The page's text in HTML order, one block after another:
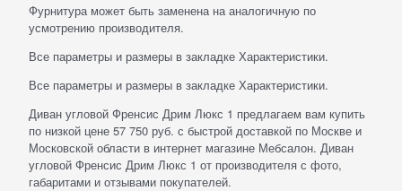
Фурнитура может быть заменена на аналогичную по
усмотрению производителя.
Все параметры и размеры в закладке Характеристики.
Все параметры и размеры в закладке Характеристики.
Диван угловой Френсис Дрим Люкс 1 предлагаем вам купить
по низкой цене 57 750 руб. с быстрой доставкой по Москве и
Московской области в интернет магазине Мебсалон. Диван
угловой Френсис Дрим Люкс 1 от производителя с фото,
габаритами и отзывами покупателей.